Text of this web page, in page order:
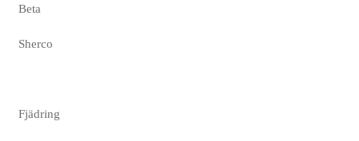
Beta
Sherco
Fjädring